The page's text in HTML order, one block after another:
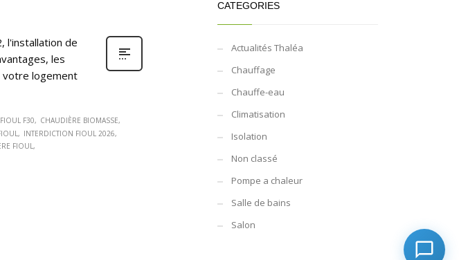
l'installation de
les
votre logement
F30
CHAUDIÈRE BIOMASSE
INTERDICTION FIOUL 2026
FIOUL
CATEGORIES
Actualités Thaléa
Chauffage
Chauffe-eau
Climatisation
Isolation
Non classé
Pompe a chaleur
Salle de bains
Salon